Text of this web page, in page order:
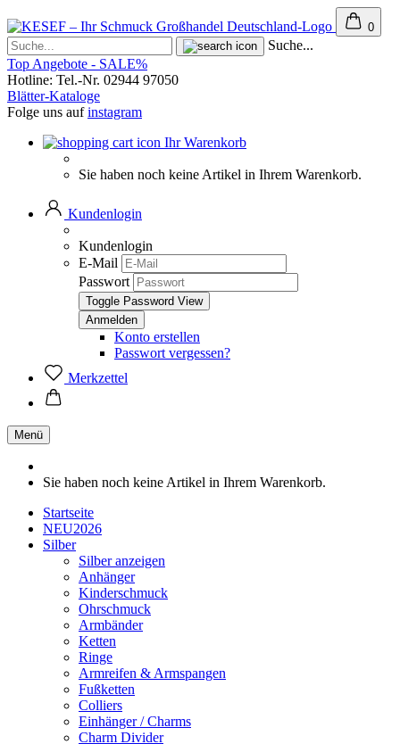
0
Suche...
Top Angebote - SALE%
Hotline: Tel.-Nr. 02944 97050
Blätter-Kataloge
Folge uns aufinstagram
Ihr Warenkorb
Sie haben noch keine Artikel in Ihrem Warenkorb.
Kundenlogin
Kundenlogin
E-Mail
Passwort
Toggle Password View
Konto erstellen
Passwort vergessen?
Merkzettel
Menü
Sie haben noch keine Artikel in Ihrem Warenkorb.
Startseite
NEU2026
Silber
Silber anzeigen
Anhänger
Kinderschmuck
Ohrschmuck
Armbänder
Ketten
Ringe
Armreifen & Armspangen
Fußketten
Colliers
Einhänger / Charms
Charm Divider